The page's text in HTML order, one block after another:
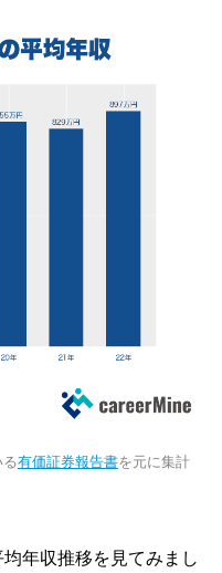
有価証券報告書を元に集計
年収推移を見てみまし